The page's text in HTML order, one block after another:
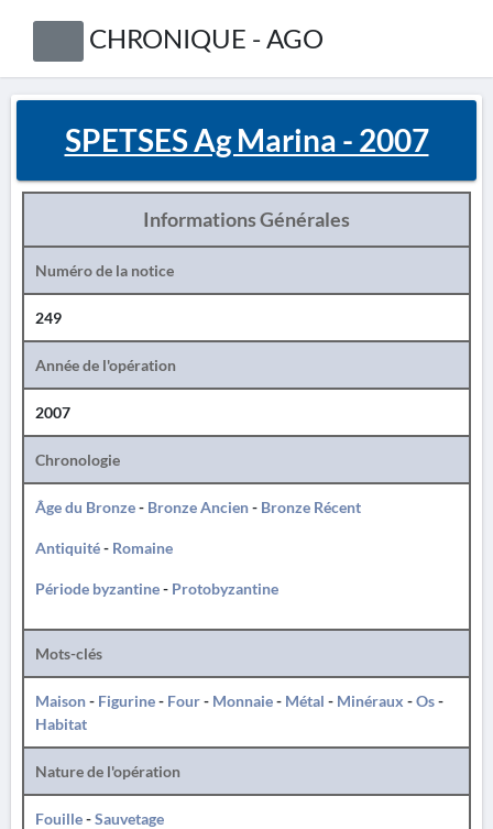
CHRONIQUE - AGO
SPETSES Ag Marina - 2007
Informations Générales
Numéro de la notice
249
Année de l'opération
2007
Chronologie
Âge du Bronze- Bronze Ancien- Bronze Récent
Antiquité- Romaine
Période byzantine- Protobyzantine
Mots-clés
Maison- Figurine- Four- Monnaie- Métal - Minéraux -Os-
Habitat
Nature de l'opération
Fouille-Sauvetage